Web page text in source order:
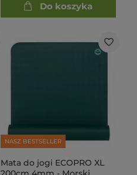
Do koszyka
NASZ BESTSELLER
Mata do jogi ECOPRO XL